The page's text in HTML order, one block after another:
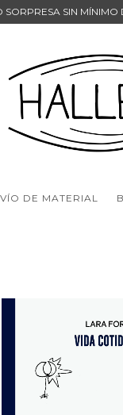
SORPRESA SIN
DE MATERIAL